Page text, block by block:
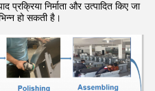
प्रक्रिया निर्माता और उत्पादित किए जा
हो सकती है।